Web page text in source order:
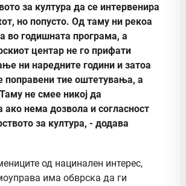
за култура да се интервенира
но попусто. Од таму ни рекоа
во годишната програма, а
центар не го прифати
ни наредните години и затоа
поправени тие оштетувања, а
не смее никој да
ако нема дозвола и согласност
за култура, - додава
од нацинален интерес,
има обврска да ги